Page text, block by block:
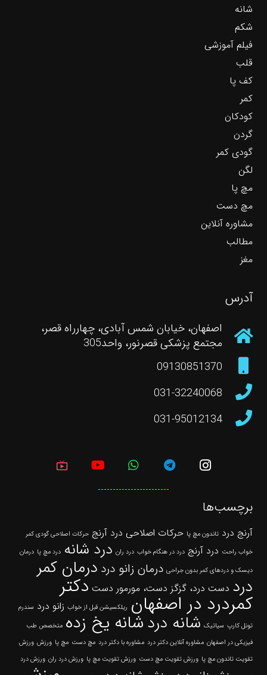
شانه
شکم
فیلم آموزشی
قلب
کف پا
کمر
کودکان
گردن
گودی کمر
لگن
مچ پا
مچ دست
مشاوره آنلاین
مطالب
مغز
آدرس
اصفهان، خیابان شمس آبادی، چهارراه قصر،
مجتمع پزشکی قصرنور، واحد305
09130851370
031-32240068
031-95012134
live_tv
برچسب‌ها
آرنج درد تاندون مچ پا حرکات اصلاحی درد آرنج حرکات اصلاحی گودی کمر
خواب راحت درد آرنج درد در هنگام خواب درد ران درد شانه درد مچ پا درمان
دیسک و دردهای کمر بدون جراحی درمان زانو درد درمان کمر
درد دست درد، گزگز دست، مورمور دست دکتر
کمردرد در اصفهان ریلکسیشن قبل از خواب زانو درد سندرم
تونل کارپ سیاتیک شانه دردشانه یخ زده متخصص طب
فیزیکی در اصفهان مشاوره آنلاین دکتر درد مشاوره با دکتر درد مچ دست مچ پا ورزش ورزش
تقویت تاندون مچ پا ورزش تقویت مچ دست ورزش تقویت مچ پا ورزش درد ران ورزش درد